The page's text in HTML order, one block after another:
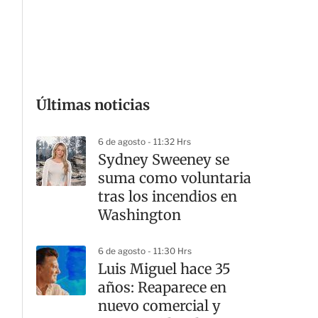
Últimas noticias
6 de agosto - 11:32 Hrs
Sydney Sweeney se
suma como voluntaria
tras los incendios en
Washington
6 de agosto - 11:30 Hrs
Luis Miguel hace 35
años: Reaparece en
nuevo comercial y